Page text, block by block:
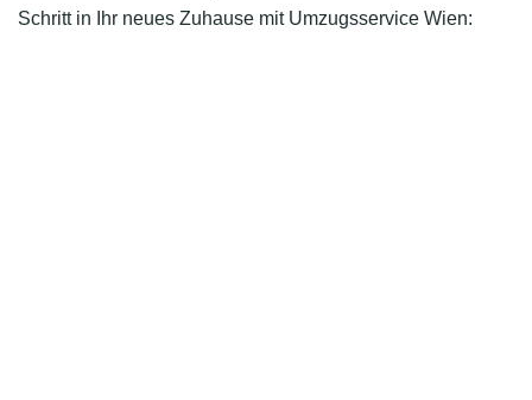
Schritt in Ihr neues Zuhause mit Umzugsservice Wien: